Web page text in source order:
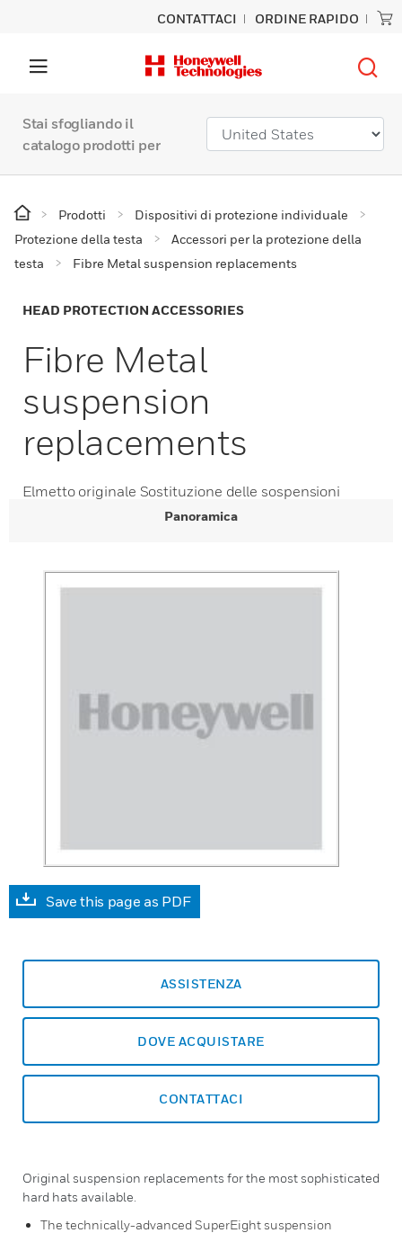
CONTATTACI ORDINE RAPIDO
Stai sfogliando il
catalogo prodotti per
Prodotti
Dispositivi di protezione individuale
Protezione della testa
Accessori per la protezione della
testa
Fibre Metal suspension replacements
HEAD PROTECTION ACCESSORIES
Fibre Metal
suspension
replacements
Elmetto originale Sostituzione delle sospensioni
Panoramica
Save this page as PDF
ASSISTENZA
DOVE ACQUISTARE
CONTATTACI
Original suspension replacements for the most sophisticated
hard hats available.
The technically-advanced SuperEight suspension